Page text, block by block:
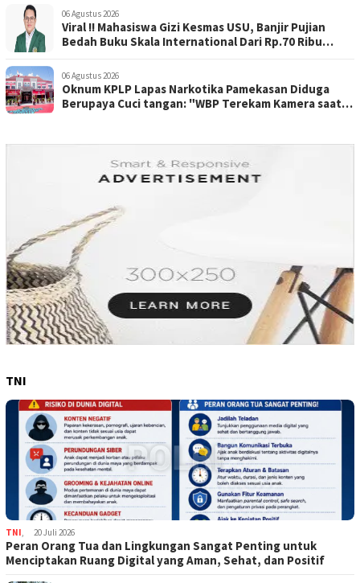
06 Agustus 2026
Viral !! Mahasiswa Gizi Kesmas USU, Banjir Pujian
Bedah Buku Skala International Dari Rp.70 Ribu
06 Agustus 2026
Oknum KPLP Lapas Narkotika Pamekasan Diduga
Berupaya Cuci tangan: "WBP Terekam Kamera saat
TNI
TNI, 20 Juli 2026
Peran Orang Tua dan Lingkungan Sangat Penting untuk
Menciptakan Ruang Digital yang Aman, Sehat, dan Positif